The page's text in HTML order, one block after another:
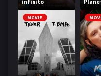
infinito
MOVIE